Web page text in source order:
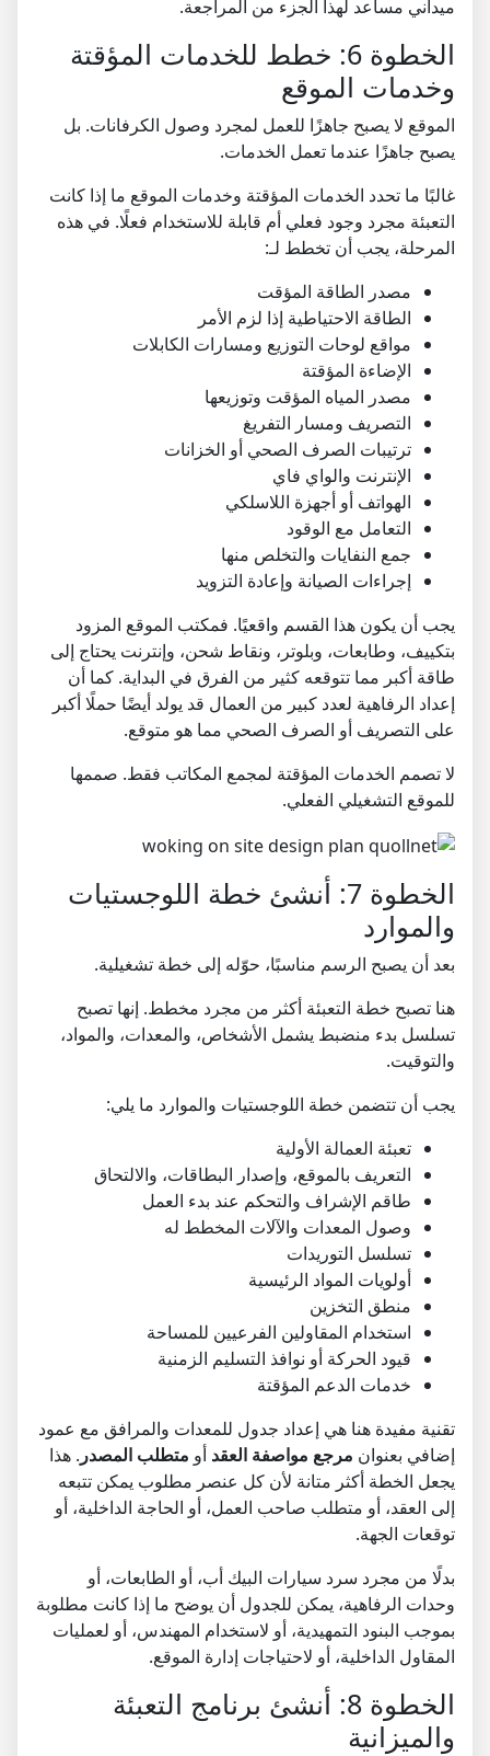
ميداني مساعد لهذا الجزء من المراجعة.
الخطوة 6: خطط للخدمات المؤقتة
وخدمات الموقع
الموقع لا يصبح جاهزًا للعمل لمجرد وصول الكرفانات. بل
يصبح جاهزًا عندما تعمل الخدمات.
غالبًا ما تحدد الخدمات المؤقتة وخدمات الموقع ما إذا كانت
التعبئة مجرد وجود فعلي أم قابلة للاستخدام فعلًا. في هذه
المرحلة، يجب أن تخطط لـ:
مصدر الطاقة المؤقت
الطاقة الاحتياطية إذا لزم الأمر
مواقع لوحات التوزيع ومسارات الكابلات
الإضاءة المؤقتة
مصدر المياه المؤقت وتوزيعها
التصريف ومسار التفريغ
ترتيبات الصرف الصحي أو الخزانات
الإنترنت والواي فاي
الهواتف أو أجهزة اللاسلكي
التعامل مع الوقود
جمع النفايات والتخلص منها
إجراءات الصيانة وإعادة التزويد
يجب أن يكون هذا القسم واقعيًا. فمكتب الموقع المزود
بتكييف، وطابعات، وبلوتر، ونقاط شحن، وإنترنت يحتاج إلى
طاقة أكبر مما تتوقعه كثير من الفرق في البداية. كما أن
إعداد الرفاهية لعدد كبير من العمال قد يولد أيضًا حملًا أكبر
على التصريف أو الصرف الصحي مما هو متوقع.
لا تصمم الخدمات المؤقتة لمجمع المكاتب فقط. صممها
للموقع التشغيلي الفعلي.
الخطوة 7: أنشئ خطة اللوجستيات
والموارد
بعد أن يصبح الرسم مناسبًا، حوّله إلى خطة تشغيلية.
هنا تصبح خطة التعبئة أكثر من مجرد مخطط. إنها تصبح
تسلسل بدء منضبط يشمل الأشخاص، والمعدات، والمواد،
والتوقيت.
يجب أن تتضمن خطة اللوجستيات والموارد ما يلي:
تعبئة العمالة الأولية
التعريف بالموقع، وإصدار البطاقات، والالتحاق
طاقم الإشراف والتحكم عند بدء العمل
وصول المعدات والآلات المخطط له
تسلسل التوريدات
أولويات المواد الرئيسية
منطق التخزين
استخدام المقاولين الفرعيين للمساحة
قيود الحركة أو نوافذ التسليم الزمنية
خدمات الدعم المؤقتة
تقنية مفيدة هنا هي إعداد جدول للمعدات والمرافق مع عمود
إضافي بعنوان مرجع مواصفة العقد أو متطلب المصدر . هذا
يجعل الخطة أكثر متانة لأن كل عنصر مطلوب يمكن تتبعه
إلى العقد، أو متطلب صاحب العمل، أو الحاجة الداخلية، أو
توقعات الجهة.
بدلًا من مجرد سرد سيارات البيك أب، أو الطابعات، أو
وحدات الرفاهية، يمكن للجدول أن يوضح ما إذا كانت مطلوبة
بموجب البنود التمهيدية، أو لاستخدام المهندس، أو لعمليات
المقاول الداخلية، أو لاحتياجات إدارة الموقع.
الخطوة 8: أنشئ برنامج التعبئة
والميزانية